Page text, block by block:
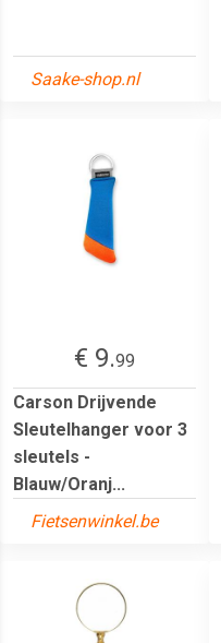
Saake-shop.nl
€ 9.99
Carson Drijvende
Sleutelhanger voor 3
sleutels -
Blauw/Oranj...
Fietsenwinkel.be